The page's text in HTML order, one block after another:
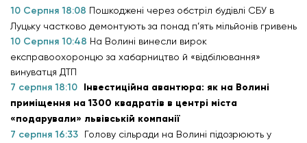
10 Серпня 18:08 Пошкоджені через обстріл будівлі СБУ в
Луцьку частково демонтують за понад п’ять мільйонів гривень
10 Серпня 10:48 На Волині винесли вирок
експравоохоронцю за хабарництво й «відбілювання»
винуватця ДТП
7 серпня 18:10 Інвестиційна авантюра: як на Волині
приміщення на 1300 квадратів в центрі міста
«подарували» львівській компанії
7 серпня 16:33
Голову сільради на Волині підозрюють у